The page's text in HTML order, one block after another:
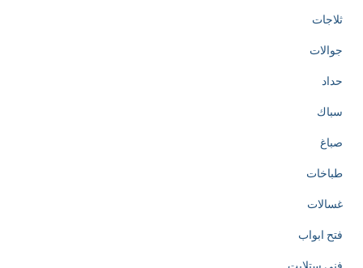
ثلاجات
جوالات
حداد
سباك
صباغ
طباخات
غسالات
فتح ابواب
فني ستلايت